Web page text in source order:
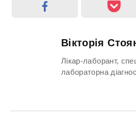
Вікторія
Лікар-лаборант,
лабораторна